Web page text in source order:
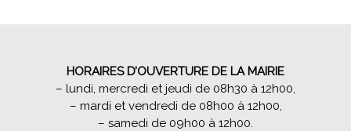
HORAIRES D’OUVERTURE DE LA MAIRIE
– lundi, mercredi et jeudi de 08h30 à 12h00,
– mardi et vendredi de 08h00 à 12h00,
– samedi de 09h00 à 12h00.